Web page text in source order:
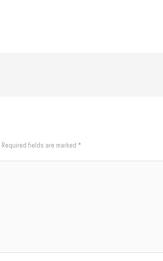
Required fields are marked *